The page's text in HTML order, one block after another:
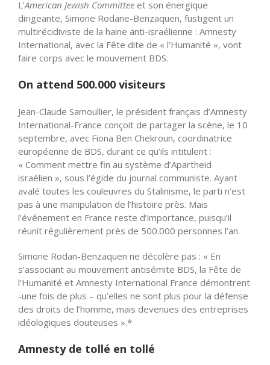
L’American Jewish Committee et son énergique
dirigeante, Simone Rodane-Benzaquen, fustigent un
multirécidiviste de la haine anti-israélienne : Amnesty
International, avec la Fête dite de « l’Humanité », vont
faire corps avec le mouvement BDS.
On attend 500.000 visiteurs
Jean-Claude Samoullier, le président français d’Amnesty
International-France conçoit de partager la scène, le 10
septembre, avec Fiona Ben Chekroun, coordinatrice
européenne de BDS, durant ce qu’ils intitulent :
« Comment mettre fin au système d’Apartheid
israélien », sous l’égide du journal communiste. Ayant
avalé toutes les couleuvres du Stalinisme, le parti n’est
pas à une manipulation de l’histoire près. Mais
l’événement en France reste d’importance, puisqu’il
réunit régulièrement près de 500.000 personnes l’an.
Simone Rodan-Benzaquen ne décolère pas : « En
s’associant au mouvement antisémite BDS, la Fête de
l’Humanité et Amnesty International France démontrent
-une fois de plus – qu’elles ne sont plus pour la défense
des droits de l’homme, mais devenues des entreprises
idéologiques douteuses ».*
Amnesty de tollé en tollé